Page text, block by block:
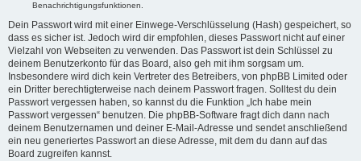
Benachrichtigungsfunktionen.
Dein Passwort wird mit einer Einwege-Verschlüsselung (Hash) gespeichert, so
dass es sicher ist. Jedoch wird dir empfohlen, dieses Passwort nicht auf einer
Vielzahl von Webseiten zu verwenden. Das Passwort ist dein Schlüssel zu
deinem Benutzerkonto für das Board, also geh mit ihm sorgsam um.
Insbesondere wird dich kein Vertreter des Betreibers, von phpBB Limited oder
ein Dritter berechtigterweise nach deinem Passwort fragen. Solltest du dein
Passwort vergessen haben, so kannst du die Funktion „Ich habe mein
Passwort vergessen“ benutzen. Die phpBB-Software fragt dich dann nach
deinem Benutzernamen und deiner E-Mail-Adresse und sendet anschließend
ein neu generiertes Passwort an diese Adresse, mit dem du dann auf das
Board zugreifen kannst.